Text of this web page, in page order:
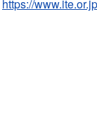
https://